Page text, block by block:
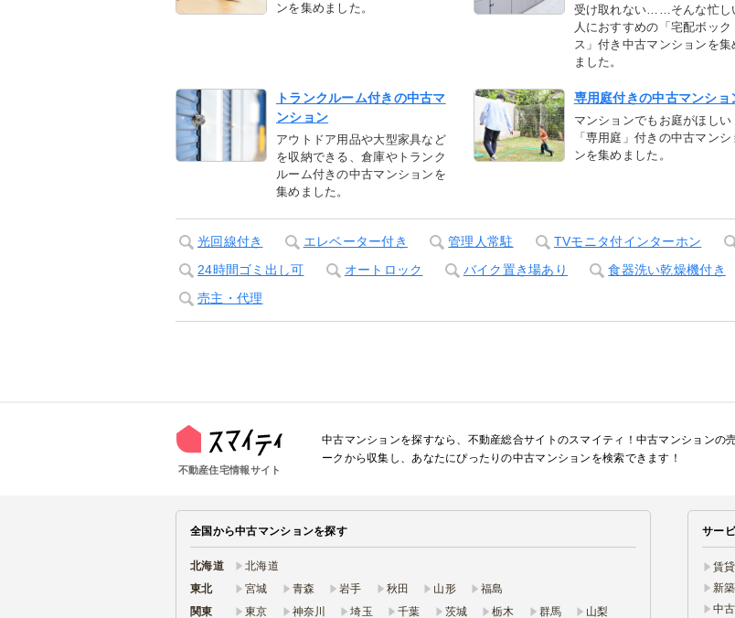
ンを集めました。
受け取れない……そんな忙し
人におすすめの「宅配ボック
ス」付き中古マンションを集
ました。
トランクルーム付きの中古マ
ンション
アウトドア用品や大型家具など
を収納できる、倉庫やトランク
ルーム付きの中古マンションを
集めました。
専用庭付きの中古マンショ
マンションでもお庭がほしい
「専用庭」付きの中古マンシ
ンを集めました。
光回線付き エレベーター付き 管理人常駐 TVモニタ付インターホン
24時間ゴミ出し可
オートロック バイク置き場あり 食器洗い乾燥機付き
売主・代理
不動産住宅情報サイト
中古マンションを探すなら、不動産総合サイトのスマイティ！中古マンション
ークから収集し、あなたにぴったりの中古マンションを検索できます！
全国から中古マンションを探す
北海道
北海道
東北
宮城 青森 岩手 秋田 山形
福島
関東
東京 神奈川 埼玉 千葉 茨城 栃木 群馬 山梨
サー
賃貸
新
中